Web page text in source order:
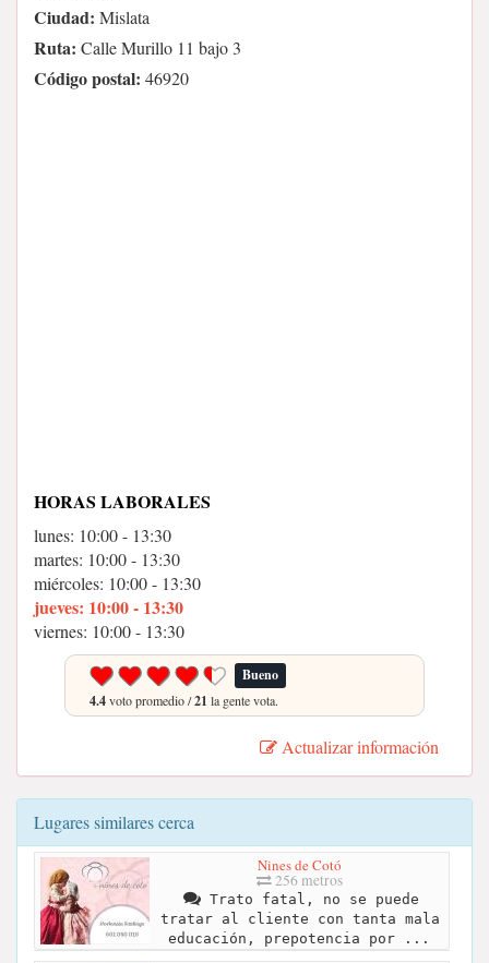
Ciudad: Mislata
Ruta: Calle Murillo 11 bajo 3
Código postal: 46920
HORAS LABORALES
lunes: 10:00 - 13:30
martes: 10:00 - 13:30
miércoles: 10:00 - 13:30
jueves: 10:00 - 13:30
viernes: 10:00 - 13:30
Bueno
4.4voto promedio /21 la gente vota.
Actualizar información
Lugares similares cerca
Nines de Cotó
256 metros
Trato fatal, no se puede
tratar al cliente con tanta mala
educación, prepotencia por ...